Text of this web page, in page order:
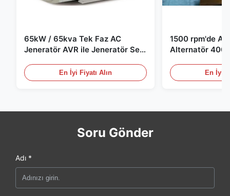
65kW / 65kva Tek Faz AC
Jeneratör AVR ile Jeneratör Set
En İyi Fiyatı Alın
1500 rpm'de
Alternatör 400
En İyi
Soru Gönder
Adı *